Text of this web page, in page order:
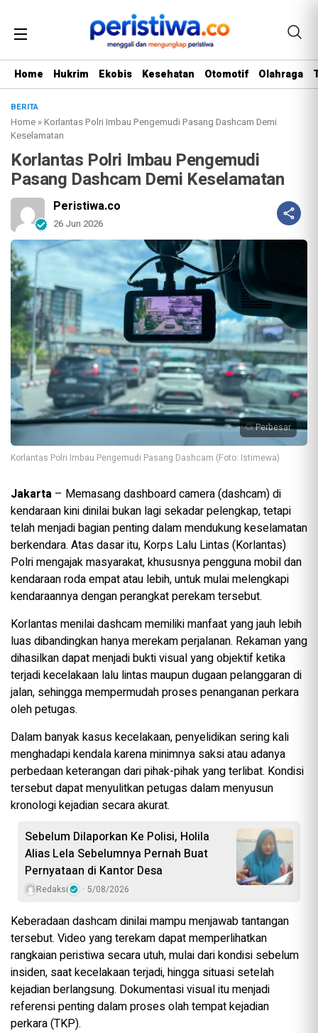
Home Hukrim Ekobis Kesehatan Otomotif Olahraga
BERITA
Home »Korlantas Polri Imbau Pengemudi Pasang Dashcam Demi
Keselamatan
Korlantas Polri Imbau Pengemudi
Pasang Dashcam Demi Keselamatan
Peristiwa.co
26 Jun 2026
Perbesar
Korlantas Polri Imbau Pengemudi Pasang Dashcam (Foto: Istimewa)
Jakarta – Memasang dashboard camera (dashcam) di
kendaraan kini dinilai bukan lagi sekadar pelengkap, tetapi
telah menjadi bagian penting dalam mendukung keselamatan
berkendara. Atas dasar itu, Korps Lalu Lintas (Korlantas)
Polri mengajak masyarakat, khususnya pengguna mobil dan
kendaraan roda empat atau lebih, untuk mulai melengkapi
kendaraannya dengan perangkat perekam tersebut.
Korlantas menilai dashcam memiliki manfaat yang jauh lebih
luas dibandingkan hanya merekam perjalanan. Rekaman yang
dihasilkan dapat menjadi bukti visual yang objektif ketika
terjadi kecelakaan lalu lintas maupun dugaan pelanggaran di
jalan, sehingga mempermudah proses penanganan perkara
oleh petugas.
Dalam banyak kasus kecelakaan, penyelidikan sering kali
menghadapi kendala karena minimnya saksi atau adanya
perbedaan keterangan dari pihak-pihak yang terlibat. Kondisi
tersebut dapat menyulitkan petugas dalam menyusun
kronologi kejadian secara akurat.
Sebelum Dilaporkan Ke Polisi, Holila
Alias Lela Sebelumnya Pernah Buat
Pernyataan di Kantor Desa
Redaksi 5/08/2026
Keberadaan dashcam dinilai mampu menjawab tantangan
tersebut. Video yang terekam dapat memperlihatkan
rangkaian peristiwa secara utuh, mulai dari kondisi sebelum
insiden, saat kecelakaan terjadi, hingga situasi setelah
kejadian berlangsung. Dokumentasi visual itu menjadi
referensi penting dalam proses olah tempat kejadian
perkara (TKP).